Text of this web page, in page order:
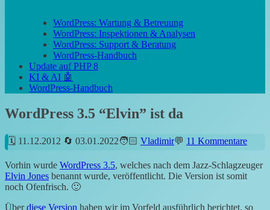
WordPress: Wartung & Betreuung
WordPress: Inspektionen & Analysen
WordPress: Support & Beratung
WordPress-Handbuch
Update auf PHP 8
KI & AI 🤖
WordPress-Handbuch
WordPress 3.5 “Elvin” ist da
11.12.2012 03.01.2022 Vladimir 11 Kommentare
Vorhin wurde WordPress 3.5, welches nach dem Jazz-Schlagzeuger
Elvin Jones benannt wurde, veröffentlicht. Die Version ist somit
noch Ofenfrisch. 🙂
Überdiese Version haben wir im Vorfeld ausführlich berichtet, so